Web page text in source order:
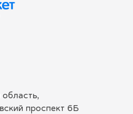
проспект 6Б